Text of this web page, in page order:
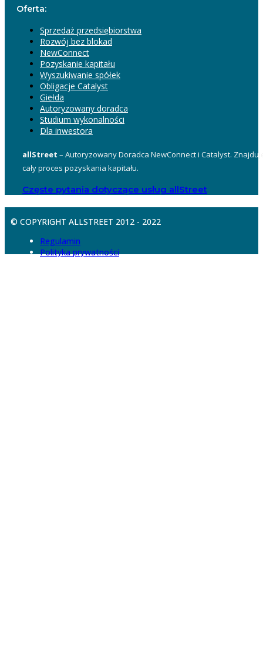
Oferta:
Sprzedaż przedsiębiorstwa
Rozwój bez blokad
NewConnect
Pozyskanie kapitału
Wyszukiwanie spółek
Obligacje Catalyst
Giełda
Autoryzowany doradca
Studium wykonalności
Dla inwestora
allStreet – Autoryzowany Doradca NewConnect i Catalyst.
cały proces pozyskania kapitału.
Częste pytania dotyczące usług allStreet
© COPYRIGHT ALLSTREET 2012 - 2022
Regulamin
Polityka prywatności